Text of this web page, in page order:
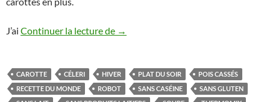
J’ai Continuer la lecture de Soupe danoise aux pois cassés au
→
CAROTTE CÉLERI HIVER PLAT DU SOIR
POIS CASSÉS
RECETTE DU MONDE
ROBOT SANS CASÉINE
SANS GLUTEN